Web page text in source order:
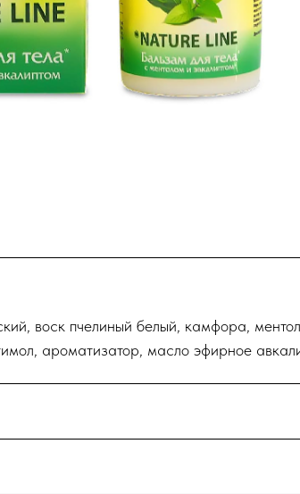
воск пчелиный белый, камфора,
ароматизатор, масло эфирное